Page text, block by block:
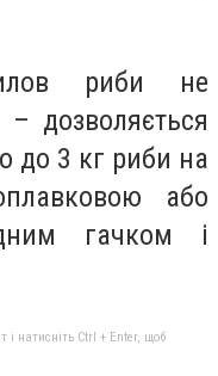
риби не
– дозволяється
до 3 кг риби на
або
гачком і
і натисніть Ctrl + Enter, щоб